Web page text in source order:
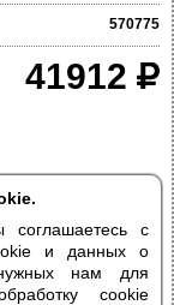
с
и данных о
нам для
cookie
570775
41912